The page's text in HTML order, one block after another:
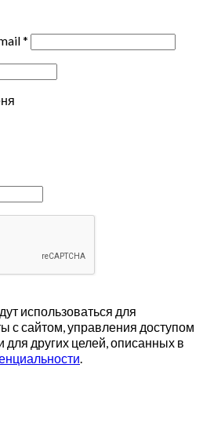
*
использоваться для
с сайтом, управления доступом
для других целей, описанных в
.